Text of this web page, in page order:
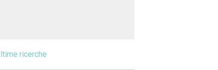
ricerche